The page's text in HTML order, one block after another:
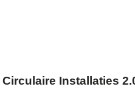
Installaties